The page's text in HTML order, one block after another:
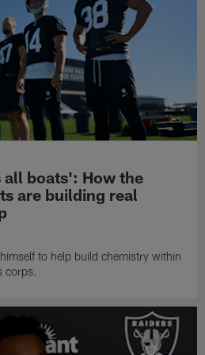
all boats': How the
are building real
to help build chemistry within
corps.